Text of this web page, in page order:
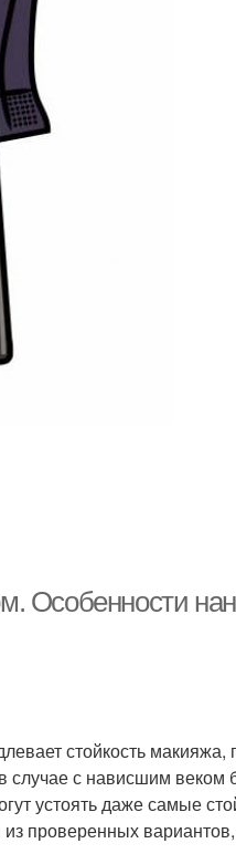
Особенности
стойкость макияжа,
с нависшим веком
устоять даже самые
проверенных